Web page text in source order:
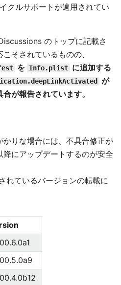
クルサポートが適用されてい
のトップに記載さ
そされているものの、
を Info.plist に追加する
が
が報告されています。
りな場合には、不具合修正が
にアップデートするのが安全
れているバージョンの転載に